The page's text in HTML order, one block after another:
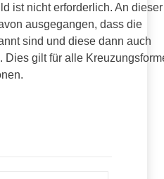
ist nicht erforderlich. An
ausgegangen, dass die
sind und diese dann auch
Dies gilt für alle